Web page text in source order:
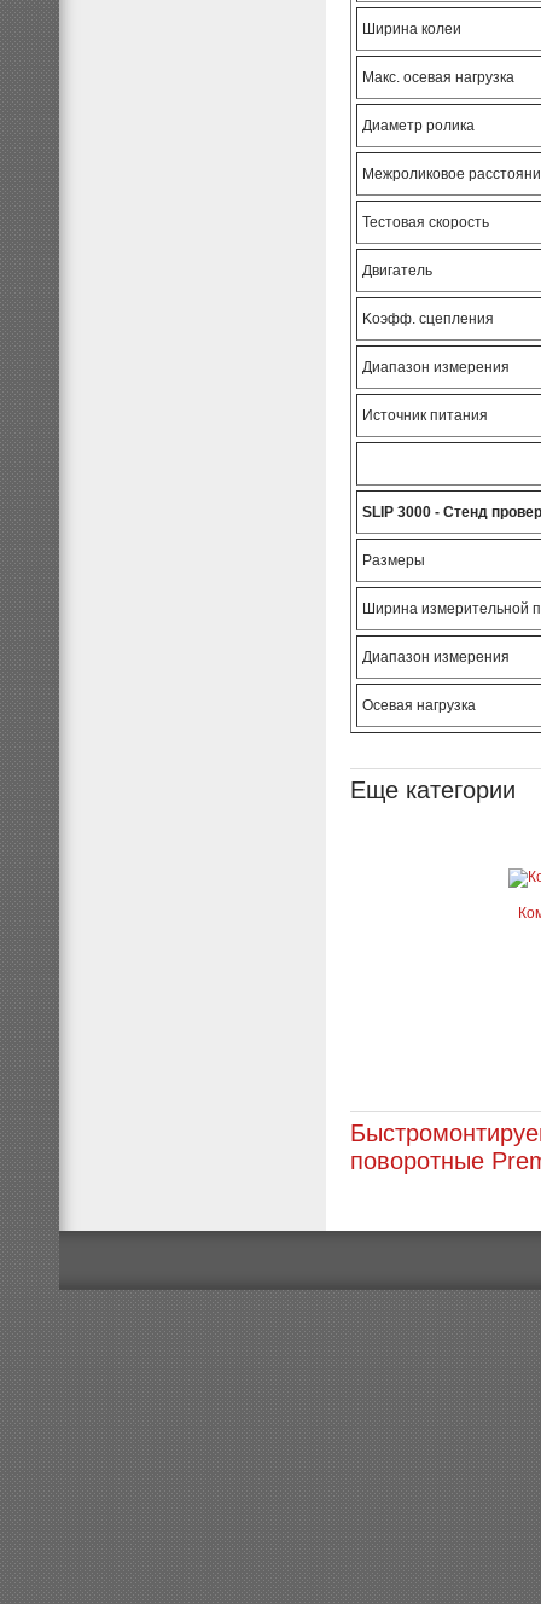
Ширина колеи
Макс. осевая нагрузка
Диаметр ролика
Межроликовое
Тестовая скорость
Двигатель
Kоэфф. сцепления
Диапазон измерения
Источник питания
SLIP 3000 - Стенд
Размеры
Ширина измерительной
Диапазон измерения
Осевая нагрузка
Еще категории
поворотные